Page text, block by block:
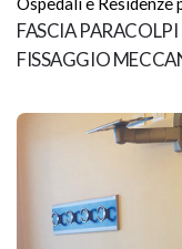
FASCIA
FISSAGGIO